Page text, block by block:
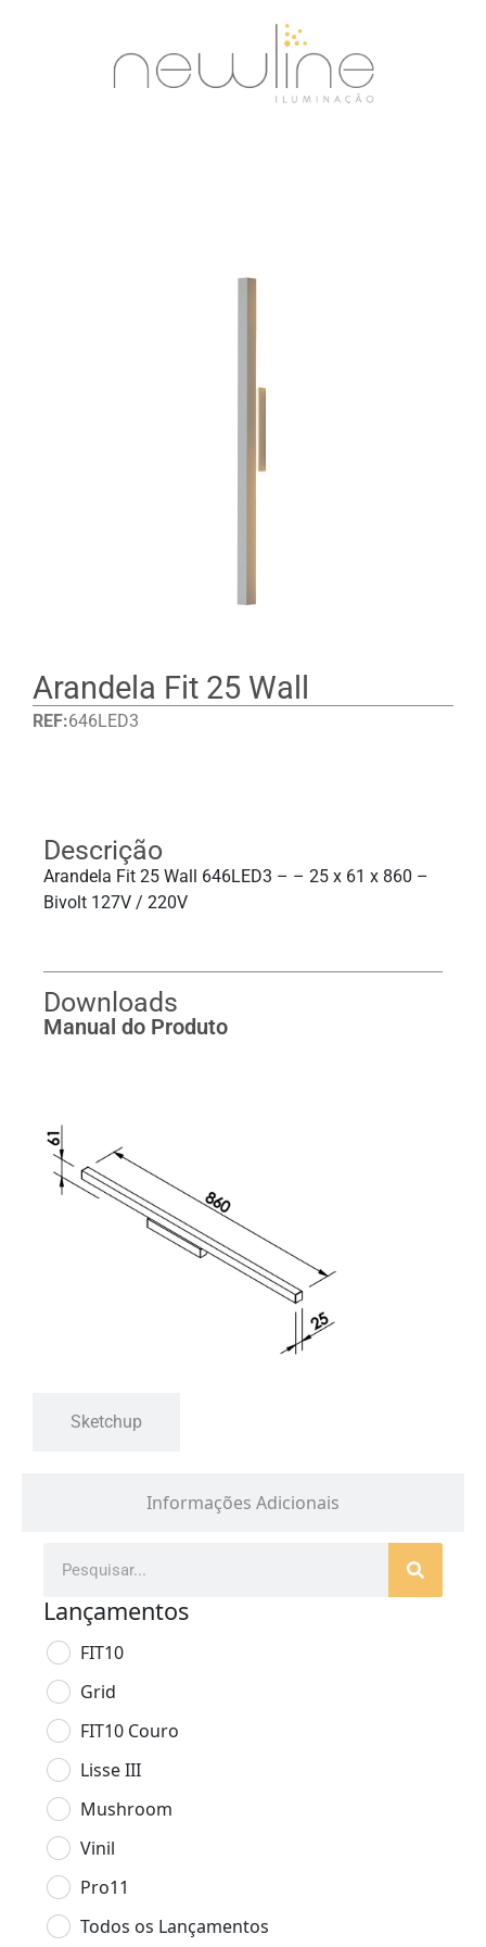
Arandela Fit 25 Wall
REF:646LED3
Informações Adicionais
Descrição
Arandela Fit 25 Wall 646LED3 – – 25 x 61 x 860 –
Bivolt 127V / 220V
Downloads
Manual do Produto
Sketchup
Lançamentos
FIT10
Grid
FIT10 Couro
Lisse III
Mushroom
Vinil
Pro11
Todos os Lançamentos